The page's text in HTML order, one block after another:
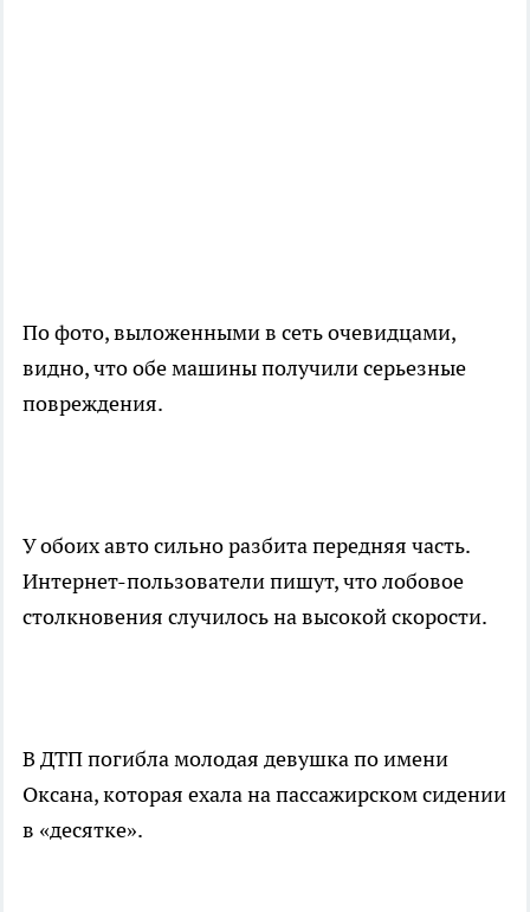
По фото, выложенными в сеть очевидцами,
видно, что обе машины получили серьезные
повреждения.
У обоих авто сильно разбита передняя часть.
Интернет-пользователи пишут, что лобовое
столкновения случилось на высокой скорости.
В ДТП погибла молодая девушка по имени
Оксана, которая ехала на пассажирском сидении
в «десятке».